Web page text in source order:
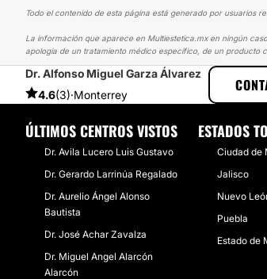
Todo el contenido de esta página está generado por usuarios
La información que aparece en Multiestetica.mx en ningún
apología de un tratamiento médico específico, de un producto
Dr. Alfonso Miguel Garza Álvarez
4.6(3)·Monterrey
MULTIESTETICA EXPERIENCIAS EXPERIENCIAS
ÚLTIMOS CENTROS VISTOS
Dr. Avila Lucero Luis Gustavo
Dr. Gerardo Larrinúa Regalado
Dr. Aurelio Ángel Alonso
Bautista
Dr. José Achar Zavalza
Dr. Miguel Angel Alarcón
Alarcón
ESTADOS
Ciudad de
Jalisco
Nuevo
Puebla
Estado de